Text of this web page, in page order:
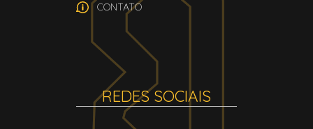
CONTATO
REDES SOCIAIS